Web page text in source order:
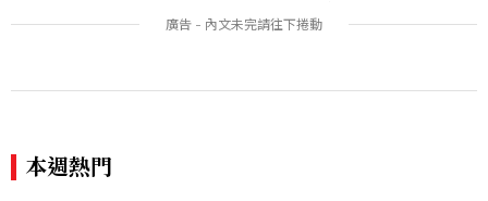
本週熱門